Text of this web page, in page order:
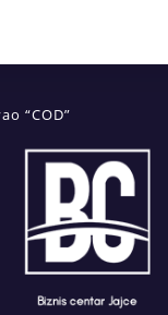
“COD”